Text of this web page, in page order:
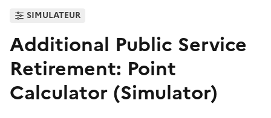
SIMULATEUR
Additional Public Service
Retirement: Point
Calculator (Simulator)